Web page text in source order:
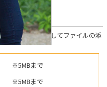
ルを選択」を押してファイルの添
※5MBまで
※5MBまで